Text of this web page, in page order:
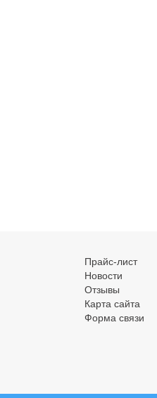
Прайс-лист
Новости
Отзывы
Карта сайта
Форма связи